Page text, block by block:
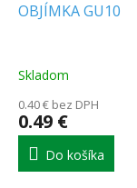
OBJÍMKA GU10
Skladom
0.40 € bez DPH
0.49 €
Do košíka